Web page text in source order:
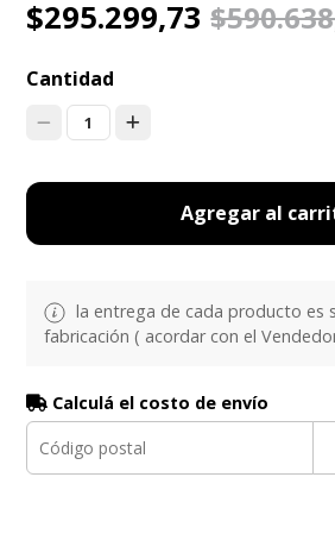
$295.299,73
Cantidad
1
Agregar al
la entrega de cada producto es
fabricación ( acordar con el
Calculá el costo de envío